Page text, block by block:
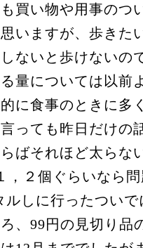
買い物や用事のつ
いますが、歩きた
ないと歩けないの
量については以前
に食事のときに多
っても昨日だけの
ばそれほど太らな
，２個ぐらいなら
ルしに行ったつい
、99円の見切り品